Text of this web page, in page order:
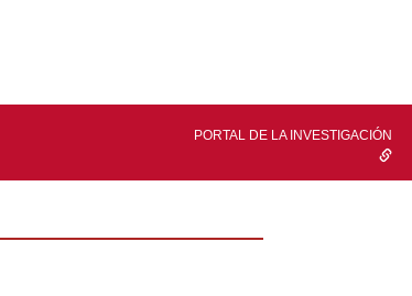
PORTAL DE LA INVESTIGACIÓN